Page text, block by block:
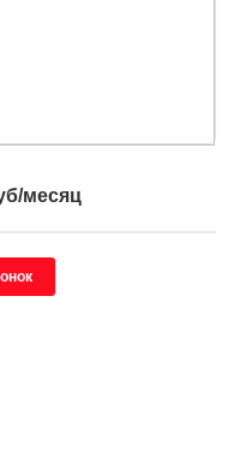
месяц